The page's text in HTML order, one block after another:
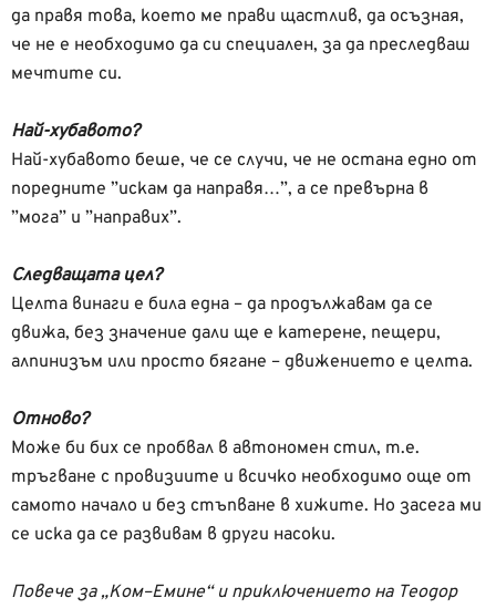
да правя това, което ме прави щастлив, да осъзная,
че не е необходимо да си специален, за да преследваш
мечтите си.
Най-хубавото?
Най-хубавото беше, че се случи, че не остана едно от
поредните ”искам да направя…”, а се превърна в
”мога” и ”направих”.
Следващата цел?
Целта винаги е била една – да продължавам да се
движа, без значение дали ще е катерене, пещери,
алпинизъм или просто бягане – движението е целта.
Отново?
Може би бих се пробвал в автономен стил, т.е.
тръгване с провизиите и всичко необходимо още от
самото начало и без стъпване в хижите. Но засега ми
се иска да се развивам в други насоки.
Повече за „Ком–Емине“ и приключението на Теодор